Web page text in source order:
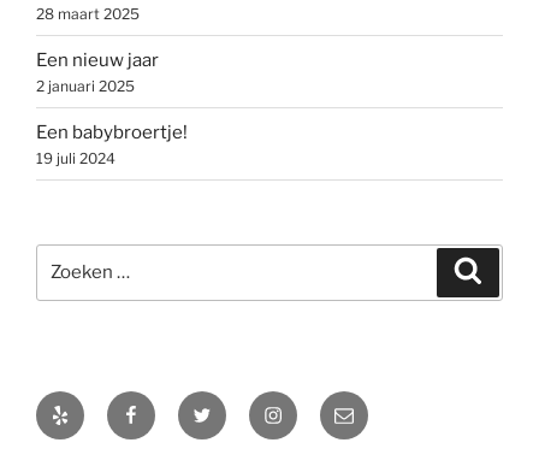
28 maart 2025
Een nieuw jaar
2 januari 2025
Een babybroertje!
19 juli 2024
naar:
Yelp FacebookTwitter Instagram
E-
mail